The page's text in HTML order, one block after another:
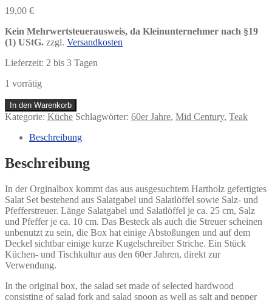
19,00 €
Kein Mehrwertsteuerausweis, da Kleinunternehmer nach §19
(1) UStG. zzgl. Versandkosten
Lieferzeit: 2 bis 3 Tagen
1 vorrätig
Vintage
Mid
Century
Hartholz
Gabel
und
Besteck
Salz
Pfeffer
Menge
In den Warenkorb
Kategorie: Küche Schlagwörter: 60er Jahre, Mid Century, Teak
Beschreibung
Beschreibung
In der Orginalbox kommt das aus ausgesuchtem Hartholz gefertigtes
Salat Set bestehend aus Salatgabel und Salatlöffel sowie Salz- und
Pfefferstreuer. Länge Salatgabel und Salatlöffel je ca. 25 cm, Salz
und Pfeffer je ca. 10 cm. Das Besteck als auch die Streuer scheinen
unbenutzt zu sein, die Box hat einige Abstoßungen und auf dem
Deckel sichtbar einige kurze Kugelschreiber Striche. Ein Stück
Küchen- und Tischkultur aus den 60er Jahren, direkt zur
Verwendung.
In the original box, the salad set made of selected hardwood
consisting of salad fork and salad spoon as well as salt and pepper